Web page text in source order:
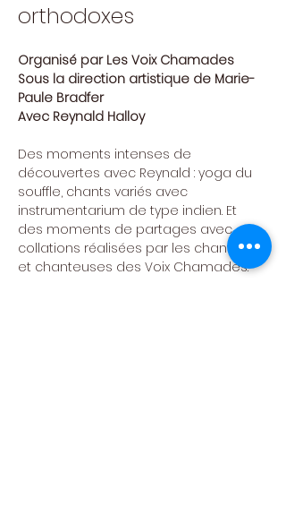
orthodoxes
Organisé par Les Voix Chamades
Sous la direction artistique de Marie-
Paule Bradfer
Avec Reynald Halloy
Des moments intenses de
découvertes avec Reynald : yoga du
souffle, chants variés avec
instrumentarium de type indien. Et
des moments de partages avec
collations réalisées par les chanteurs
et chanteuses des Voix Chamades.